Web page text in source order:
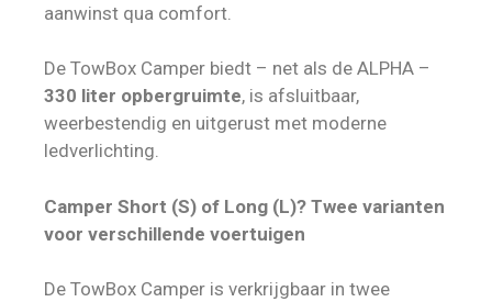
aanwinst qua comfort.
De TowBox Camper biedt – net als de ALPHA –
330 liter opbergruimte, is afsluitbaar,
weerbestendig en uitgerust met moderne
ledverlichting.
Camper Short (S) of Long (L)? Twee varianten
voor verschillende voertuigen
De TowBox Camper is verkrijgbaar in twee